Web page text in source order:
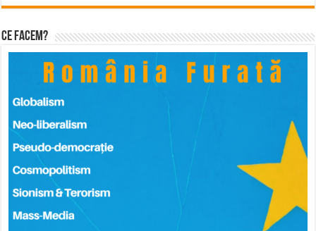
Ce facem?